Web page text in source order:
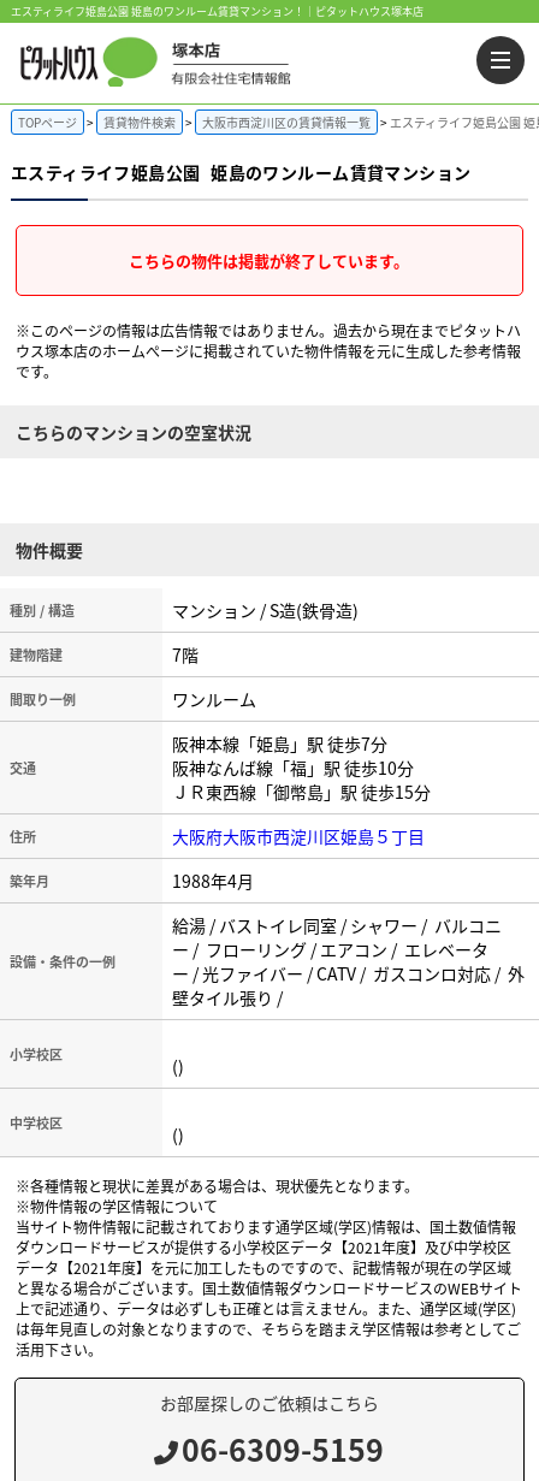
エスティライフ姫島公園 姫島のワンルーム賃貸マンション！｜ピタットハウス塚本店
TOPページ 賃貸物件検索 大阪市西淀川区の賃貸情報一覧 エスティライフ姫島公園
エスティライフ姫島公園 姫島のワンルーム賃貸マンション
こちらの物件は掲載が終了しています。
※このページの情報は広告情報ではありません。過去から現在までピタットハ
ウス塚本店のホームぺージに掲載されていた物件情報を元に生成した参考情報
です。
こちらのマンションの空室状況
物件概要
種別 / 構造 マンション / S造(鉄骨造)
建物階建 7階
間取り一例 ワンルーム
交通
阪神本線「姫島」駅 徒歩7分
阪神なんば線「福」駅 徒歩10分
ＪＲ東西線「御幣島」駅 徒歩15分
住所 大阪府大阪市西淀川区姫島５丁目
築年月 1988年4月
設備・条件の一例
給湯 / バストイレ同室 / シャワー / バルコニ
ー / フローリング / エアコン / エレベータ
ー / 光ファイバー / CATV / ガスコンロ対応 / 外
壁タイル張り /
小学校区 ()
中学校区 ()
※各種情報と現状に差異がある場合は、現状優先となります。
※物件情報の学区情報について
当サイト物件情報に記載されております通学区域(学区)情報は、国土数値情報
ダウンロードサービスが提供する小学校区データ【2021年度】及び中学校区
データ【2021年度】を元に加工したものですので、記載情報が現在の学区域
と異なる場合がございます。国土数値情報ダウンロードサービスのWEBサイト
上で記述通り、データは必ずしも正確とは言えません。また、通学区域(学区)
は毎年見直しの対象となりますので、そちらを踏まえ学区情報は参考としてご
活用下さい。
お部屋探しのご依頼はこちら
06-6309-5159